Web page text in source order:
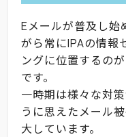
Eメールが普及し始
がら常にIPAの情報
ングに位置するの
です。
一時期は様々な対
うに思えたメール
大しています。